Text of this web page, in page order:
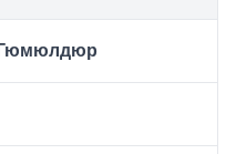
Гюмюлдюр